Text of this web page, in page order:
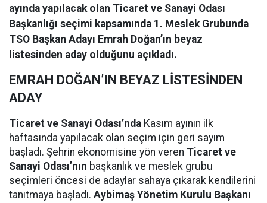
ayında yapılacak olan Ticaret ve Sanayi Odası
Başkanlığı seçimi kapsamında 1. Meslek Grubunda
TSO Başkan Adayı Emrah Doğan’ın beyaz
listesinden aday olduğunu açıkladı.
EMRAH DOĞAN’IN BEYAZ LİSTESİNDEN
ADAY
Ticaret ve Sanayi Odası’nda Kasım ayının ilk
haftasında yapılacak olan seçim için geri sayım
başladı. Şehrin ekonomisine yön veren Ticaret ve
Sanayi Odası’nın başkanlık ve meslek grubu
seçimleri öncesi de adaylar sahaya çıkarak kendilerini
tanıtmaya başladı. Aybimaş Yönetim Kurulu Başkanı